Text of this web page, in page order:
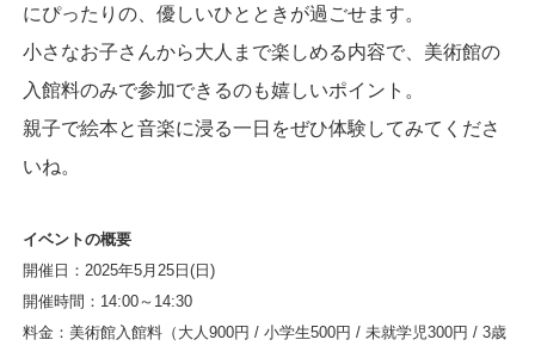
にぴったりの、優しいひとときが過ごせます。
小さなお子さんから大人まで楽しめる内容で、美術館の
入館料のみで参加できるのも嬉しいポイント。
親子で絵本と音楽に浸る一日をぜひ体験してみてくださ
いね。
イベントの概要
開催日：2025年5月25日(日)
開催時間：14:00～14:30
料金：美術館入館料（大人900円 / 小学生500円 / 未就学児300円 / 3歳